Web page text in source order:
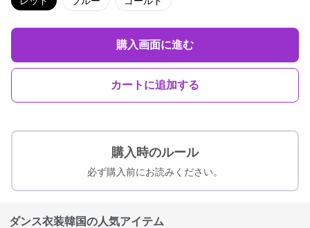
購入画面に進む
カートに追加する
購入時のルール
必ず購入前にお読みください。
ダンス衣装韓国の人気アイテム